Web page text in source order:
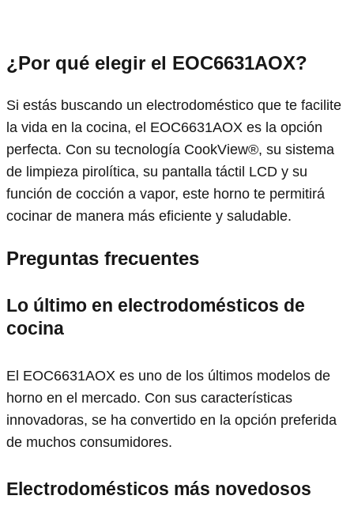
¿Por qué elegir el EOC6631AOX?
Si estás buscando un electrodoméstico que te facilite
la vida en la cocina, el EOC6631AOX es la opción
perfecta. Con su tecnología CookView®, su sistema
de limpieza pirolítica, su pantalla táctil LCD y su
función de cocción a vapor, este horno te permitirá
cocinar de manera más eficiente y saludable.
Preguntas frecuentes
Lo último en electrodomésticos de
cocina
El EOC6631AOX es uno de los últimos modelos de
horno en el mercado. Con sus características
innovadoras, se ha convertido en la opción preferida
de muchos consumidores.
Electrodomésticos más novedosos